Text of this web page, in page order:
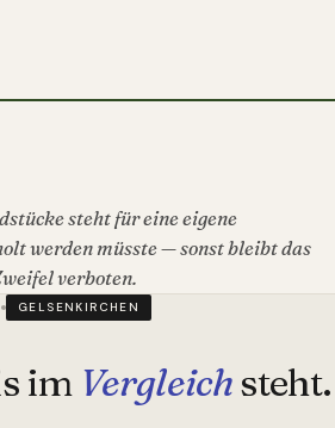
steht für eine eigene
werden müsste — sonst bleibt das
verboten.
GELSENKIRCHEN
im Vergleichsteht.